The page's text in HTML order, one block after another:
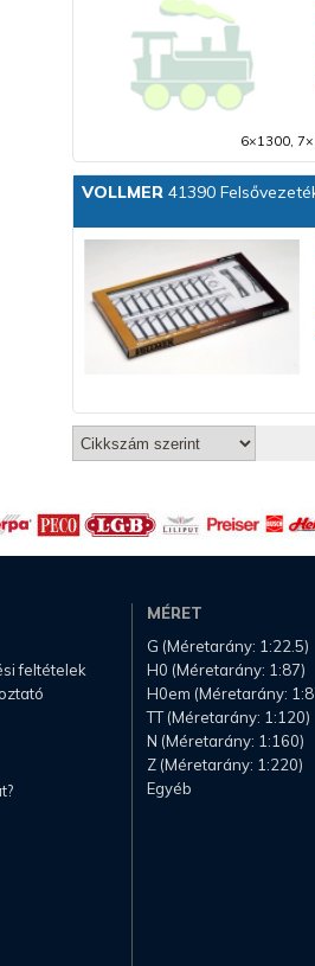
6×1300,
VOLLMER 41390
feltételek
MÉRET
G (Méretarány: 1:22.5)
H0 (Méretarány: 1:87)
H0em (Méretarány:
TT (Méretarány: 1:120)
N (Méretarány: 1:160)
Z (Méretarány: 1:220)
Egyéb